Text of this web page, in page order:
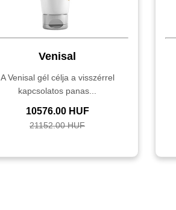
Venisal
A Venisal gél célja a visszérrel
kapcsolatos panas...
10576.00 HUF
21152.00 HUF